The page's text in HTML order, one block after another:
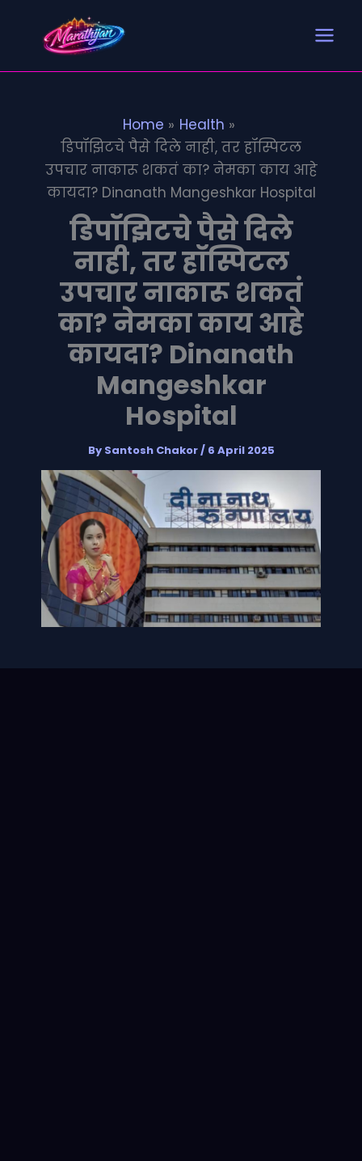
content
Home
Health
डिपॉझिटचे पैसे दिले नाही, तर हॉस्पिटल
उपचार नाकारू शकतं का? नेमका काय आहे
कायदा? Dinanath Mangeshkar Hospital
डिपॉझिटचे पैसे दिले
नाही, तर हॉस्पिटल
उपचार नाकारू शकतं
का? नेमका काय आहे
कायदा? Dinanath
Mangeshkar
Hospital
By Santosh Chakor/ 6 April 2025
c